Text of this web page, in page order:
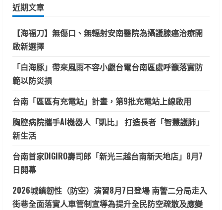
字:
近期文章
【海福刀】無傷口、無輻射安南醫院為攝護腺癌治療開
啟新選擇
「白海豚」帶來風雨不容小覷台電台南區處呼籲落實防
範以防災損
台南「區區有充電站」計畫，第9批充電站上線啟用
胸腔病院攜手AI機器人「凱比」 打造長者「智慧護肺」
新生活
台南首家DIGIRO壽司郎「新光三越台南新天地店」8月7
日開幕
2026城鎮韌性（防空）演習8月7日登場 南警二分局走入
街巷全面落實人車管制宣導為提升全民防空疏散及應變